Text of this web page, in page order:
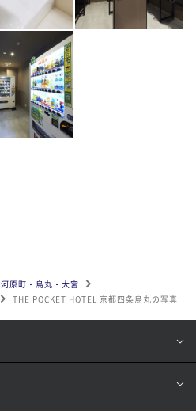
河原町・烏丸・大宮
THE POCKET HOTEL 京都四条烏丸の写真